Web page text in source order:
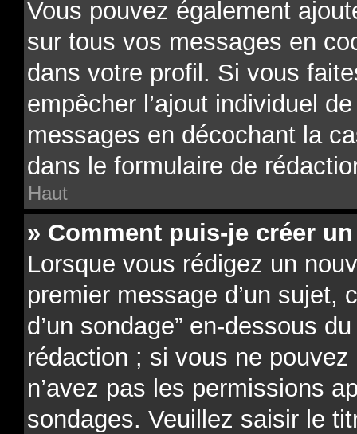
Vous pouvez également
sur tous vos messages en
dans votre profil. Si vous
empêcher l’ajout individuel
messages en décochant la
dans le formulaire de
Haut
» Comment puis-je créer
Lorsque vous rédigez un
premier message d’un sujet,
d’un sondage” en-dessous
rédaction ; si vous ne
n’avez pas les permissions
sondages. Veuillez saisir le